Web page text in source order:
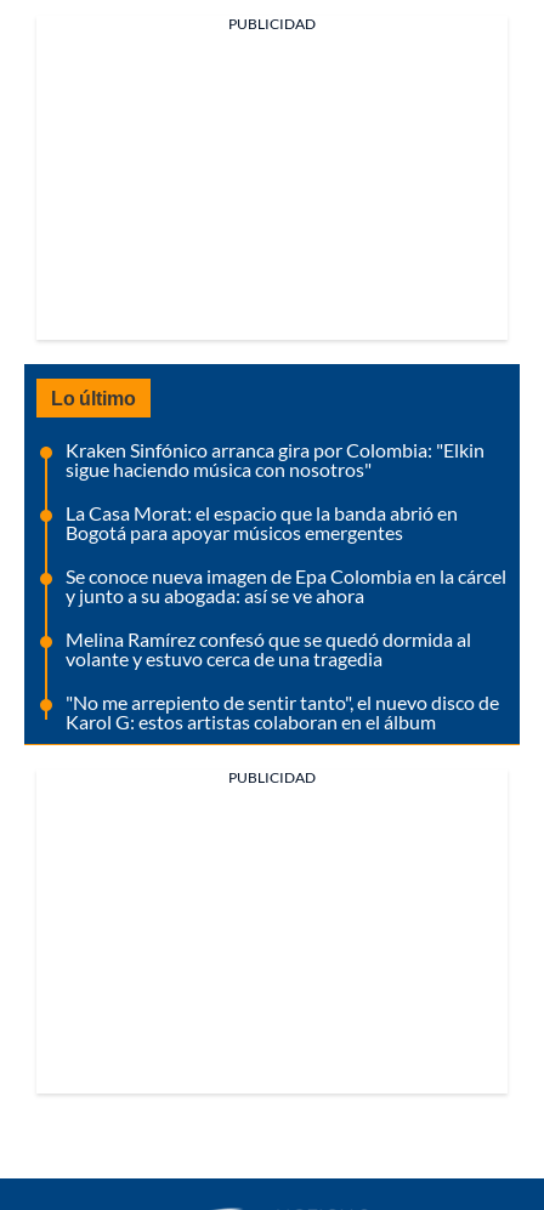
PUBLICIDAD
Lo último
Kraken Sinfónico arranca gira por Colombia: "Elkin
sigue haciendo música con nosotros"
La Casa Morat: el espacio que la banda abrió en
Bogotá para apoyar músicos emergentes
Se conoce nueva imagen de Epa Colombia en la cárcel
y junto a su abogada: así se ve ahora
Melina Ramírez confesó que se quedó dormida al
volante y estuvo cerca de una tragedia
"No me arrepiento de sentir tanto", el nuevo disco de
Karol G: estos artistas colaboran en el álbum
PUBLICIDAD